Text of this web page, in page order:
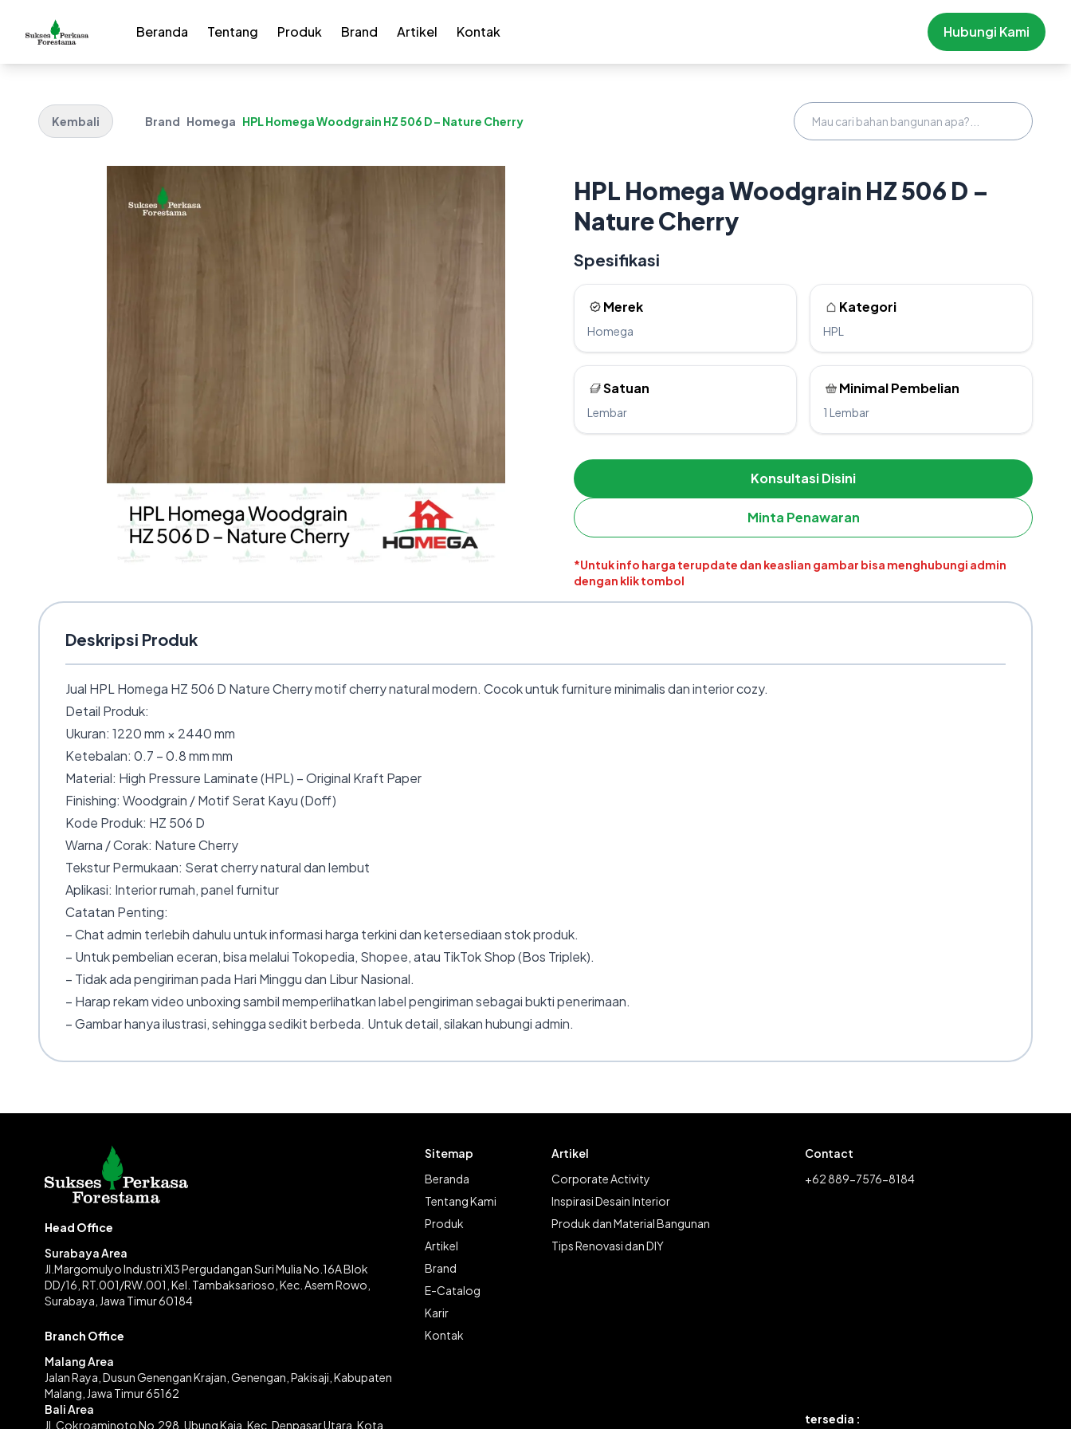
Beranda Tentang Produk Brand Artikel Kontak Hubungi Kami
Kembali Brand Homega HPL Homega Woodgrain HZ 506 D – Nature Cherry
HPL Homega Woodgrain HZ 506 D –
Nature Cherry
Spesifikasi
Merek
Homega
Kategori
HPL
Satuan
Lembar
Minimal Pembelian
1 Lembar
Konsultasi Disini
Minta Penawaran
*Untuk info harga terupdate dan keaslian gambar bisa menghubungi admin
dengan klik tombol
Deskripsi Produk
Jual HPL Homega HZ 506 D Nature Cherry motif cherry natural modern. Cocok untuk furniture minimalis dan interior cozy.
Detail Produk:
Ukuran: 1220 mm × 2440 mm
Ketebalan: 0.7 – 0.8 mm mm
Material: High Pressure Laminate (HPL) – Original Kraft Paper
Finishing: Woodgrain / Motif Serat Kayu (Doff)
Kode Produk: HZ 506 D
Warna / Corak: Nature Cherry
Tekstur Permukaan: Serat cherry natural dan lembut
Aplikasi: Interior rumah, panel furnitur
Catatan Penting:
– Chat admin terlebih dahulu untuk informasi harga terkini dan ketersediaan stok produk.
– Untuk pembelian eceran, bisa melalui Tokopedia, Shopee, atau TikTok Shop (Bos Triplek).
– Tidak ada pengiriman pada Hari Minggu dan Libur Nasional.
– Harap rekam video unboxing sambil memperlihatkan label pengiriman sebagai bukti penerimaan.
– Gambar hanya ilustrasi, sehingga sedikit berbeda. Untuk detail, silakan hubungi admin.
Head Office
Surabaya Area
Jl.Margomulyo Industri XI3 Pergudangan Suri Mulia No.16A Blok
DD/16, RT.001/RW.001, Kel. Tambaksarioso, Kec. Asem Rowo,
Surabaya, Jawa Timur 60184
Branch Office
Malang Area
Jalan Raya, Dusun Genengan Krajan, Genengan, Pakisaji, Kabupaten
Malang, Jawa Timur 65162
Bali Area
Jl. Cokroaminoto No.298, Ubung Kaja, Kec. Denpasar Utara, Kota
Sitemap
Beranda
Tentang Kami
Produk
Artikel
Brand
E-Catalog
Karir
Kontak
Artikel
Corporate Activity
Inspirasi Desain Interior
Produk dan Material Bangunan
Tips Renovasi dan DIY
Contact
+62 889-7576-8184
tersedia :